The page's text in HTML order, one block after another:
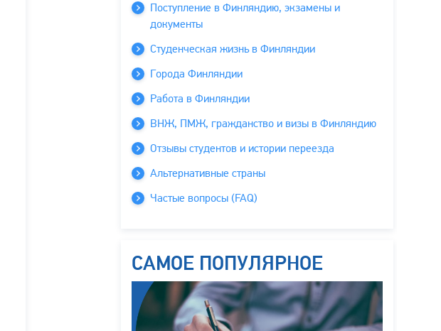
Поступление в Финляндию, экзамены и
документы
Студенческая жизнь в Финляндии
Города Финляндии
Работа в Финляндии
ВНЖ, ПМЖ, гражданство и визы в Финляндию
Отзывы студентов и истории переезда
Альтернативные страны
Частые вопросы (FAQ)
САМОЕ ПОПУЛЯРНОЕ